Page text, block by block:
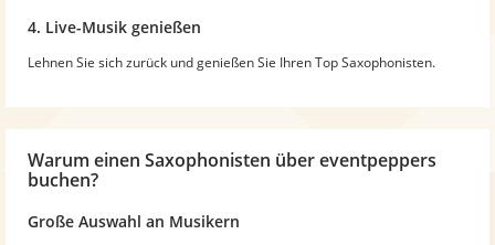
4. Live-Musik genießen
Lehnen Sie sich zurück und genießen Sie Ihren Top Saxophonisten.
Warum einen Saxophonisten über eventpeppers
buchen?
Große Auswahl an Musikern